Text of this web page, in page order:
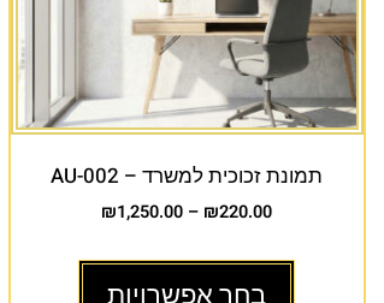
תמונת זכוכית למשרד – AU-002
₪220.00
–
₪1,250.00